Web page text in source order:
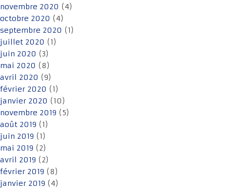
novembre 2020 (4)
octobre 2020 (4)
septembre 2020 (1)
juillet 2020 (1)
juin 2020 (3)
mai 2020 (8)
avril 2020 (9)
février 2020 (1)
janvier 2020 (10)
novembre 2019 (5)
août 2019 (1)
juin 2019 (1)
mai 2019 (2)
avril 2019 (2)
février 2019 (8)
janvier 2019 (4)